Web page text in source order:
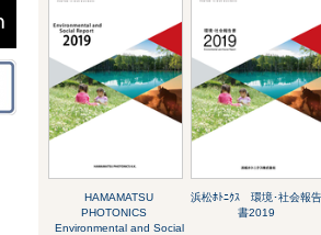
HAMAMATSU
PHOTONICS
Environmental and Social
浜松ﾎﾄﾆｸｽ 環境･社会報
書2019